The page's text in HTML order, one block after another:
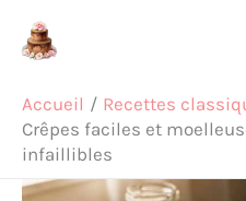
Accueil
Recettes
Crêpes faciles et
infaillibles
Rechercher